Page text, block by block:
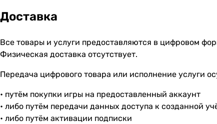
Доставка
Все товары и услуги предоставляются в цифровом
Физическая доставка отсутствует.
Передача цифрового товара или исполнение услуги
• путём покупки игры на предоставленный аккаунт
• либо путём передачи данных доступа к созданной
• либо путём активации подписки